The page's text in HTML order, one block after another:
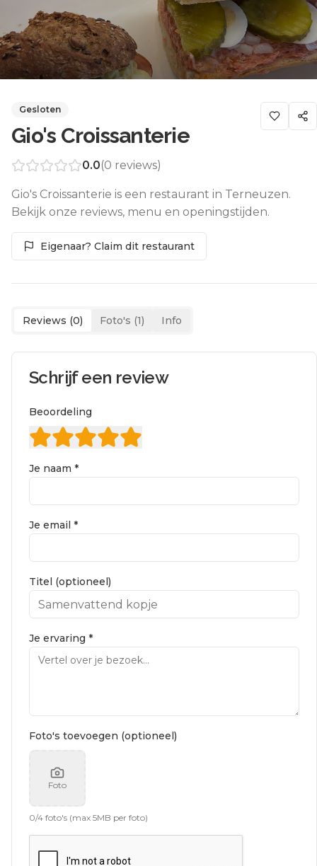
Gesloten
Gio's Croissanterie
0.0(0 reviews)
Gio's Croissanterie is een restaurant in Terneuzen.
Bekijk onze reviews, menu en openingstijden.
Eigenaar? Claim dit restaurant
Reviews (0) Foto's (1) Info
Schrijf een review
Beoordeling
Je naam *
Je email *
Titel (optioneel)
Je ervaring *
Foto's toevoegen (optioneel)
Foto
0/4 foto's (max 5MB per foto)